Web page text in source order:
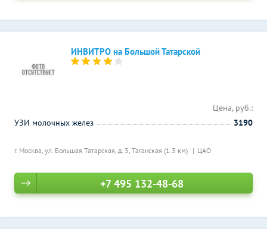
ИНВИТРО на Большой Татарской
г. Москва, ул. Большая Татарская, д. 3, Таганская (1.3 км) ЦАО
Цена, руб.:
УЗИ молочных желез
3190
+7 495 132-48-68